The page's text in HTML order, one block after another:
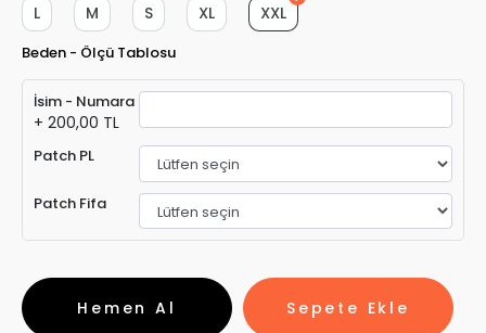
XXL
XL
S
M
L
Beden - Ölçü Tablosu
İsim - Numara
+ 200,00 TL
Patch PL
Patch Fifa
Sepete Ekle
Hemen Al